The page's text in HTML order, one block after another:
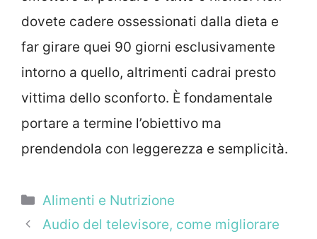
dovete cadere ossessionati dalla dieta e
far girare quei 90 giorni esclusivamente
intorno a quello, altrimenti cadrai presto
vittima dello sconforto. È fondamentale
portare a termine l’obiettivo ma
prendendola con leggerezza e semplicità.
Categorie
Alimenti e Nutrizione
Audio del televisore, come migliorare